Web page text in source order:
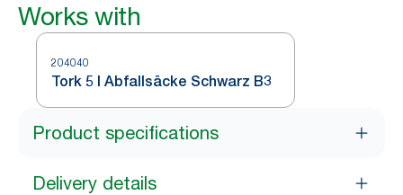
Works with
204040
Tork 5 l Abfallsäcke Schwarz B3
Product specifications
Delivery details